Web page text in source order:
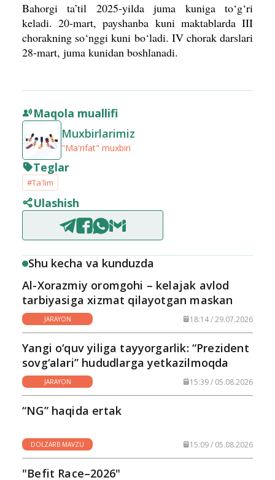
Bahorgi ta’til 2025-yilda juma kuniga to‘g‘ri
keladi. 20-mart, payshanba kuni maktablarda III
chorakning so‘nggi kuni bo‘ladi. IV chorak darslari
28-mart, juma kunidan boshlanadi.
Maqola muallifi
Muxbirlarimiz
"Ma'rifat" muxbiri
Teglar
#Ta'lim
Ulashish
Shu kecha va kunduzda
Al-Xorazmiy oromgohi – kelajak avlod
tarbiyasiga xizmat qilayotgan maskan
JARAYON 18:14 / 29.07.2026
Yangi o‘quv yiliga tayyorgarlik: “Prezident
sovg‘alari” hududlarga yetkazilmoqda
JARAYON 15:39 / 05.08.2026
“NG” haqida ertak
DOLZARB MAVZU 15:09 / 05.08.2026
"Befit Race–2026"